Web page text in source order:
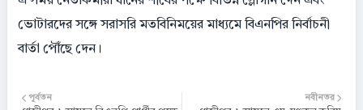
ভোটারদের সঙ্গে সরাসরি মতবিনিময়ের মাধ্যমে বিএনপির নির্বাচনী
বার্তা পৌঁছে দেন।
নবীনতর
পূর্বতন